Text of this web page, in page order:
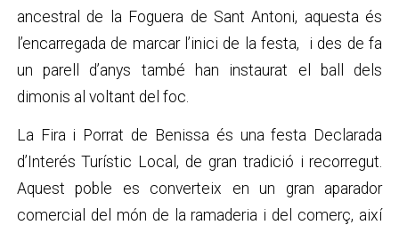
ancestral de la Foguera de Sant Antoni, aquesta és
l’encarregada de marcar l’inici de la festa, i des de fa
un parell d’anys també han instaurat el ball dels
dimonis al voltant del foc.
La Fira i Porrat de Benissa és una festa Declarada
d’Interés Turístic Local, de gran tradició i recorregut.
Aquest poble es converteix en un gran aparador
comercial del món de la ramaderia i del comerç, així